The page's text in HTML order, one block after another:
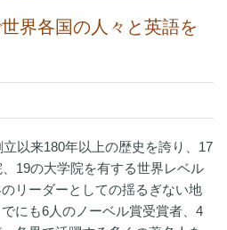
界各国の人々と英語を
立以来180年以上の歴史を誇り、17
19の大学院を有する世界レベル
リーダーとしての揺るぎない地
にも6人のノーベル賞受賞者、4